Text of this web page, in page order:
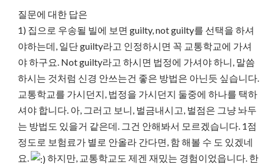
질문에 대한 답은
1) 집으로 우송될 빌에 보면 guilty, not guilty를 선택을 하셔
야하는데, 일단 guilty라고 인정하시면 꼭 교통학교에 가셔
야 하구요. Not guilty라고 하시면 법정에 가셔야 하니, 말씀
하시는 것처럼 신경 안쓰는건 좋은 방법은 아닌듯 싶습니다.
교통학교를 가시던지, 법정을 가시던지 둘중에 하나를 택하
셔야 합니다. 아, 그러고 보니, 벌금내시고, 벌점은 그냥 놔두
는 방법도 있을거 같은데. 그건 안해봐서 모르겠습니다. 1점
정도로 보험료가 별로 안올라 간다면, 함 해볼 수 도 있겠네
요.
하지만, 교통학교도 제겐 재밌는 경험이었읍니다. 한